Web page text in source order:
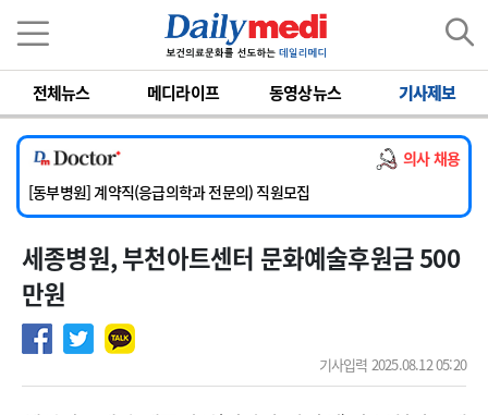
전체뉴스 메디라이프 동영상뉴스 기사제보
의사 채용
[서울아산병원] 2026년 하반기 인턴 모집
[영남대학교의료원] 마취통증의학과 임기제 임상의사 채용
[충남대학교병원] 소아청소년과(소아응급전담) 계약직 의사 공개채용
[동부병원] 계약직(응급의학과 전문의) 직원모집
[이대목동병원] 하반기 전공의(레지던트1년차) 모집
[서울아산병원] 2026년 하반기 인턴 모집
[영남대학교의료원] 마취통증의학과 임기제 임상의사 채용
세종병원, 부천아트센터 문화예술후원금 500
만원
기사입력 2025.08.12 05:20